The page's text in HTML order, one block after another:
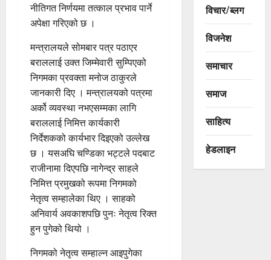
नीतिगत निर्णयमा तत्काल प्रभाव पार्ने
अपेक्षा गरिएको छ ।
मन्त्रालयले सोमबार पत्र पठाएर
बराललाई उक्त जिम्मेवारी सुम्पिएको
निगमका प्रवक्ता मनोज ठाकुरले
जानकारी दिए । मन्त्रालयको पत्रमा
अर्को व्यवस्था नभएसम्मका लागि
बराललाई निमित्त कार्यकारी
निर्देशकको कार्यभार दिइएको उल्लेख
छ । यसअघि चण्डिका भट्टले पदबाट
राजीनामा दिएपछि नागेन्द्र साहले
निमित्त प्रमुखको रूपमा निगमको
नेतृत्व सम्हालेका थिए । साहको
अनिवार्य अवकाशपछि पुनः नेतृत्व रिक्त
हुन पुगेको थियो ।
निगमको नेतृत्व सम्हाल्न आइपुगेका
विचार/ब्लग
विजनेश
समाचार
समाज
साहित्य
हेडलाइन